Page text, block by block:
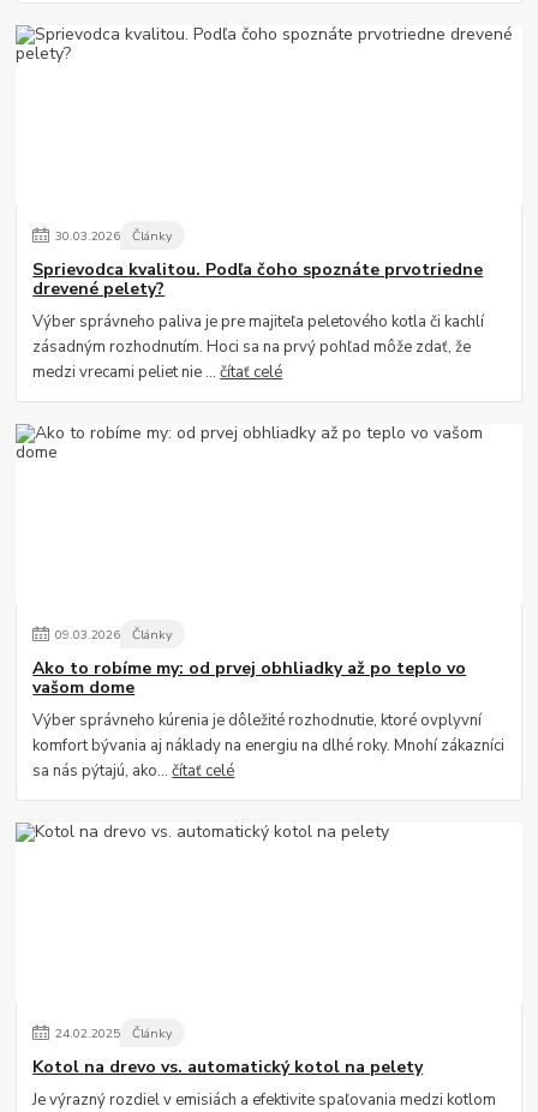
30.03.2026 Články
Sprievodca kvalitou. Podľa čoho spoznáte prvotriedne
drevené pelety?
Výber správneho paliva je pre majiteľa peletového kotla či kachlí
zásadným rozhodnutím. Hoci sa na prvý pohľad môže zdať, že
medzi vrecami peliet nie ...čítať celé
09.03.2026 Články
Ako to robíme my: od prvej obhliadky až po teplo vo
vašom dome
Výber správneho kúrenia je dôležité rozhodnutie, ktoré ovplyvní
komfort bývania aj náklady na energiu na dlhé roky. Mnohí zákazníci
sa nás pýtajú, ako...čítať celé
24.02.2025 Články
Kotol na drevo vs. automatický kotol na pelety
Je výrazný rozdiel v emisiách a efektivite spaľovania medzi kotlom